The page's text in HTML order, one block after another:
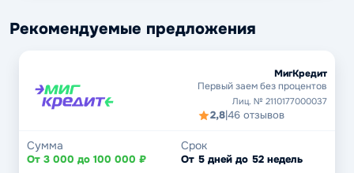
Рекомендуемые предложения
МигКредит
Первый заем без процентов
Лиц. № 2110177000037
2,8|46 отзывов
Сумма
От 3 000 до 100 000 ₽
Срок
От 5 дней до 52 недель